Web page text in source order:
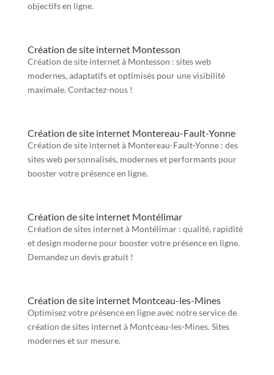
objectifs en ligne.
Création de site internet Montesson
Création de site internet à Montesson : sites web
modernes, adaptatifs et optimisés pour une visibilité
maximale. Contactez-nous !
Création de site internet Montereau-Fault-Yonne
Création de site internet à Montereau-Fault-Yonne : des
sites web personnalisés, modernes et performants pour
booster votre présence en ligne.
Création de site internet Montélimar
Création de sites internet à Montélimar : qualité, rapidité
et design moderne pour booster votre présence en ligne.
Demandez un devis gratuit !
Création de site internet Montceau-les-Mines
Optimisez votre présence en ligne avec notre service de
création de sites internet à Montceau-les-Mines. Sites
modernes et sur mesure.